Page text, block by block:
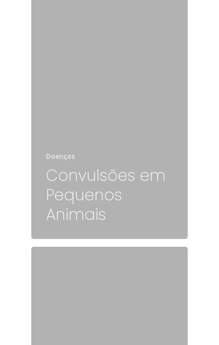
Doenças
Convulsões em
Pequenos
Animais